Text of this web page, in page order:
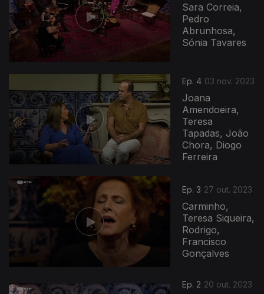
Sara Correia,
Pedro
Abrunhosa,
Sónia Tavares
Ep. 4 03 nov. 2023
Joana
Amendoeira,
Teresa
Tapadas, João
Chora, Diogo
Ferreira
Ep. 3 27 out. 2023
Carminho,
Teresa Siqueira,
Rodrigo,
Francisco
Gonçalves
Ep. 2 20 out. 2023